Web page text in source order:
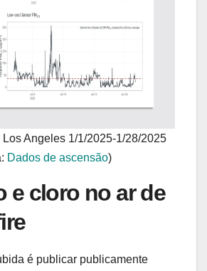
Angeles 1/1/2025-1/28/2025
Dados de ascensão)
e cloro no ar de
é publicar publicamente